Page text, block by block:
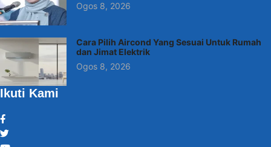
Ogos 8, 2026
Cara Pilih Aircond Yang Sesuai Untuk Rumah
dan Jimat Elektrik
Ogos 8, 2026
Ikuti Kami